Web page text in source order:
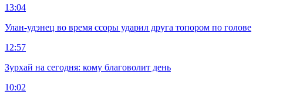
13:04
Улан-удэнец во время ссоры ударил друга топором по голове
12:57
Зурхай на сегодня: кому благоволит день
10:02